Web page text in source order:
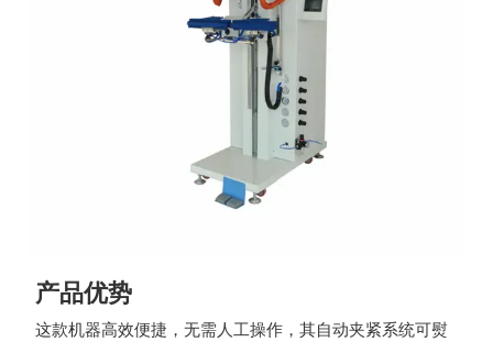
产品优势
这款机器高效便捷，无需人工操作，其自动夹紧系统可熨